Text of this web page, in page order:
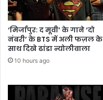
‘मिर्जापुर: द मूवी’ के गाने ‘दो
नंबरी’ के BTS में अली फज़ल के
साथ दिखे ढांडा न्योलीवाला
10 hours ago